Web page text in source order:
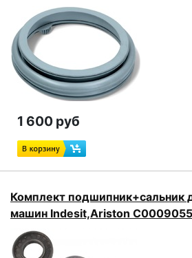
1 600 руб
Комплект подшипник+сальник
машин Indesit,Ariston